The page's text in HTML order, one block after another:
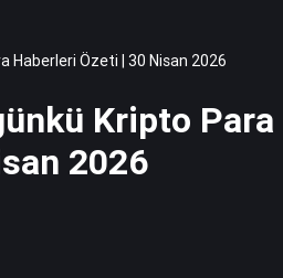
Haberleri Özeti | 30 Nisan 2026
Kripto
2026